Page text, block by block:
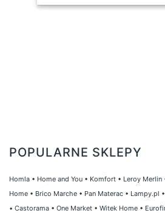
POPULARNE SKLEPY
Homla • Home and You • Komfort • Leroy Merlin
Home • Brico Marche • Pan Materac • Lampy.pl •
• Castorama • One Market • Witek Home •